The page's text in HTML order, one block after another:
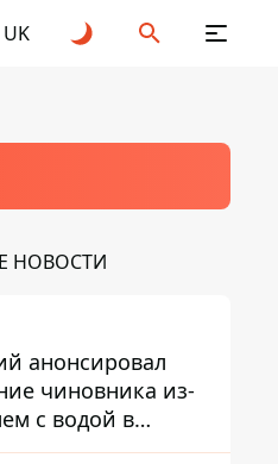
UK
НОВОСТИ
анонсировал
чиновника из-
с водой в